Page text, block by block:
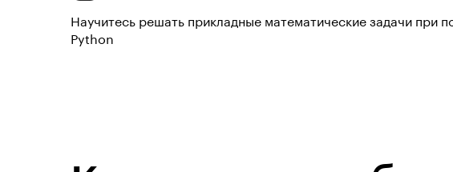
Научитесь решать прикладные математические задачи при
Python